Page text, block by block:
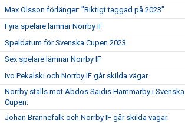
Max Olsson förlänger: ”Riktigt taggad på 2023”
Fyra spelare lämnar Norrby IF
Speldatum för Svenska Cupen 2023
Sex spelare lämnar Norrby IF
Ivo Pekalski och Norrby IF går skilda vägar
Norrby ställs mot Abdos Saidis Hammarby i Svenska
Cupen.
Johan Brannefalk och Norrby IF går skilda vägar